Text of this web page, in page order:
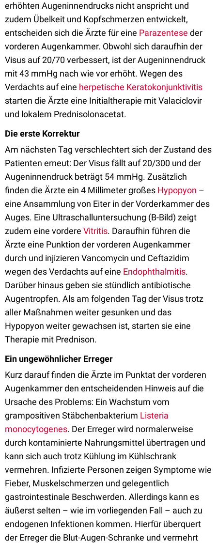
erhöhten Augeninnendrucks nicht anspricht und
zudem Übelkeit und Kopfschmerzen entwickelt,
entscheiden sich die Ärzte für eine Parazentese der
vorderen Augenkammer. Obwohl sich daraufhin der
Visus auf 20/70 verbessert, ist der Augeninnendruck
mit 43 mmHg nach wie vor erhöht. Wegen des
Verdachts auf eine herpetische Keratokonjunktivitis
starten die Ärzte eine Initialtherapie mit Valaciclovir
und lokalem Prednisolonacetat.
Die erste Korrektur
Am nächsten Tag verschlechtert sich der Zustand des
Patienten erneut: Der Visus fällt auf 20/300 und der
Augeninnendruck beträgt 54 mmHg. Zusätzlich
finden die Ärzte ein 4 Millimeter großes Hypopyon –
eine Ansammlung von Eiter in der Vorderkammer des
Auges. Eine Ultraschalluntersuchung (B-Bild) zeigt
zudem eine vordere Vitritis. Daraufhin führen die
Ärzte eine Punktion der vorderen Augenkammer
durch und injizieren Vancomycin und Ceftazidim
wegen des Verdachts auf eine Endophthalmitis.
Darüber hinaus geben sie stündlich antibiotische
Augentropfen. Als am folgenden Tag der Visus trotz
aller Maßnahmen weiter gesunken und das
Hypopyon weiter gewachsen ist, starten sie eine
Therapie mit Prednison.
Ein ungewöhnlicher Erreger
Kurz darauf finden die Ärzte im Punktat der vorderen
Augenkammer den entscheidenden Hinweis auf die
Ursache des Problems: Ein Wachstum vom
grampositiven Stäbchenbakterium Listeria
monocytogenes. Der Erreger wird normalerweise
durch kontaminierte Nahrungsmittel übertragen und
kann sich auch trotz Kühlung im Kühlschrank
vermehren. Infizierte Personen zeigen Symptome wie
Fieber, Muskelschmerzen und gelegentlich
gastrointestinale Beschwerden. Allerdings kann es
äußerst selten – wie im vorliegenden Fall – auch zu
endogenen Infektionen kommen. Hierfür überquert
der Erreger die Blut-Augen-Schranke und vermehrt